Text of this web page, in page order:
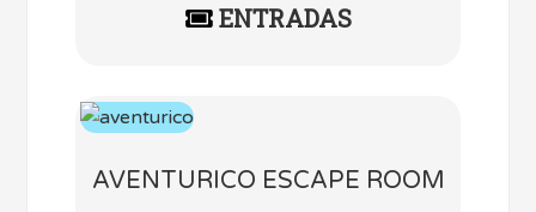
ENTRADAS
AVENTURICO ESCAPE ROOM